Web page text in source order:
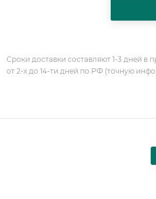
Сроки доставки составляют 1-3 дней в
от 2-х до 14-ти дней по РФ (точную